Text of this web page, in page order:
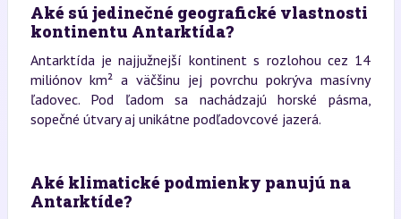
Aké sú jedinečné geografické vlastnosti
kontinentu Antarktída?
Antarktída je najjužnejší kontinent s rozlohou cez 14
miliónov km² a väčšinu jej povrchu pokrýva masívny
ľadovec. Pod ľadom sa nachádzajú horské pásma,
sopečné útvary aj unikátne podľadovcové jazerá.
Aké klimatické podmienky panujú na
Antarktíde?